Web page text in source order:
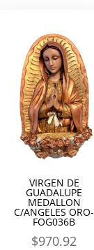
VIRGEN DE
GUADALUPE
MEDALLON
C/ANGELES ORO-
FOG036B
$970.92